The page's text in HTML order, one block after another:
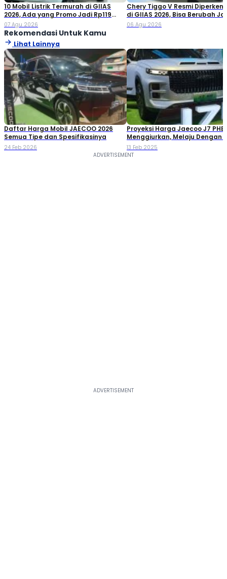
10 Mobil Listrik Termurah di GIIAS
2026, Ada yang Promo Jadi Rp119
Jutaan!
07 Agu 2026
Chery Tiggo V Resmi
di GIIAS 2026, Bisa Berubah
Double Cabin
06 Agu 2026
Rekomendasi Untuk Kamu
Lihat Lainnya
Daftar Harga Mobil JAECOO 2026
Semua Tipe dan Spesifikasinya
24 Feb 2026
Proyeksi Harga Jaecoo J7
Menggiurkan, Melaju Dengan
Listrik Bisa 100 Km
13 Feb 2025